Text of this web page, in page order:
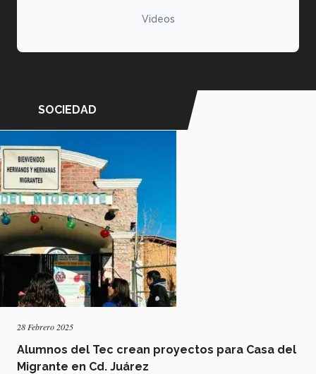
Videos
SOCIEDAD
28 Febrero 2025
Alumnos del Tec crean proyectos para Casa del
Migrante en Cd. Juárez